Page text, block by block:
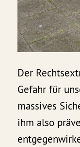
Der
Gefahr für
massives
ihm also